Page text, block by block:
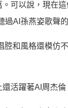
可以說，現在
AI孫燕姿歌聲
和風格還模仿
活躍著AI周杰倫